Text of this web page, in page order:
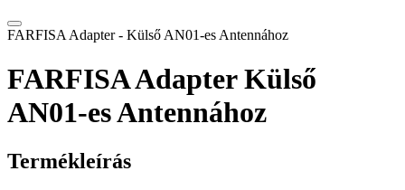
FARFISA Adapter - Külső AN01-es Antennához
FARFISA Adapter Külső
AN01-es Antennához
Termékleírás